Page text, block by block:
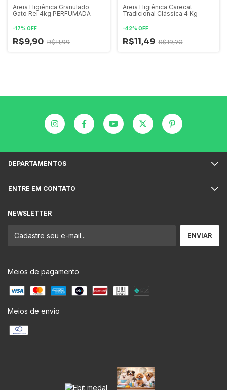
Areia Higiênica Granulado
Gato Rei 4kg PERFUMADA
-17% OFF
R$9,90 R$11,99
Areia Higiênica Carecat
Tradicional Clássica 4 Kg
-42% OFF
R$11,49 R$19,70
DEPARTAMENTOS
ENTRE EM CONTATO
NEWSLETTER
Meios de pagamento
Meios de envio